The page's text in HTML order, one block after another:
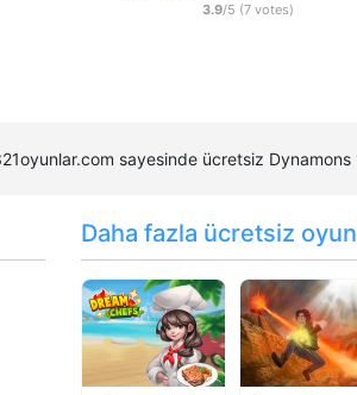
3.9/5 (7votes)
sayesinde ücretsiz
Daha fazla ücretsiz